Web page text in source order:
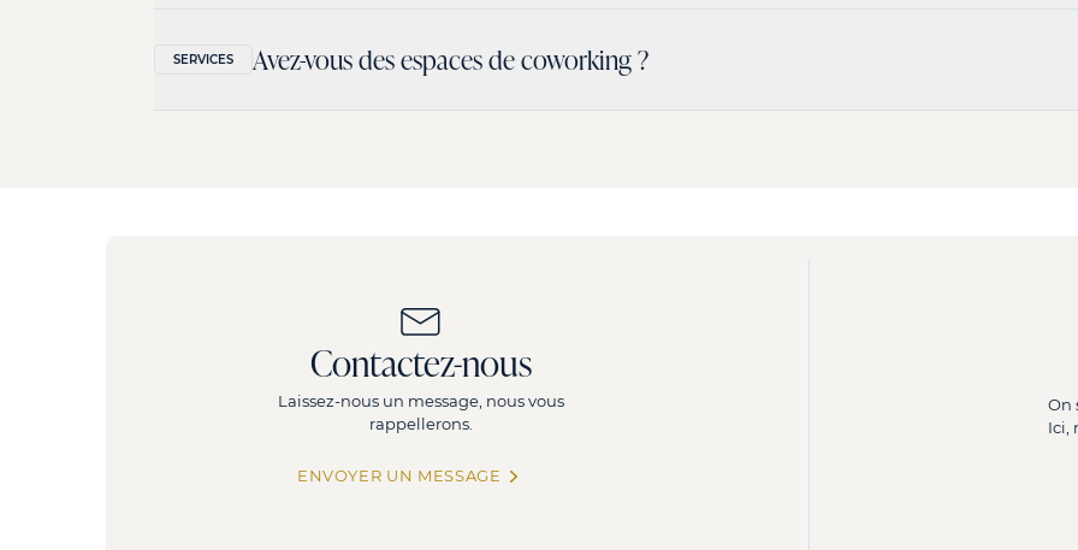
Facilitateur du quotidien, le YouFirst Manager accueille vos collaborateurs et anime la vie de l’immeuble en
peut s’étendre à la gestion et l’entretien des parties communes.
SERVICES Avez-vous des espaces de coworking ?
Contrat ou bail, vous choisissez le contrat qui vous convient. La durée est aussi flexible.
Pour en savoir plus, découvrezNOTRE OFFRE DE BUREAUX OPÉRÉS.
Contactez-nous
Laissez-nous un message, nous vous
rappellerons.
ENVOYER UN MESSAGE
On
Ici,